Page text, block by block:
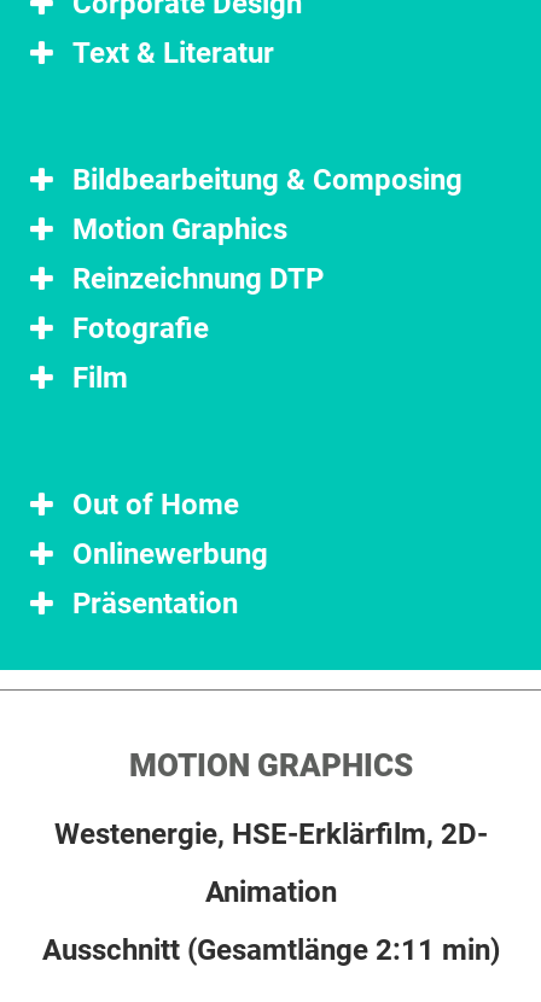
Text & Literatur
Bildbearbeitung & Composing
Motion Graphics
Reinzeichnung DTP
Fotografie
Film
Out of Home
Onlinewerbung
Präsentation
MOTION GRAPHICS
Westenergie, HSE-Erklärfilm, 2D-
Animation
Ausschnitt (Gesamtlänge 2:11 min)